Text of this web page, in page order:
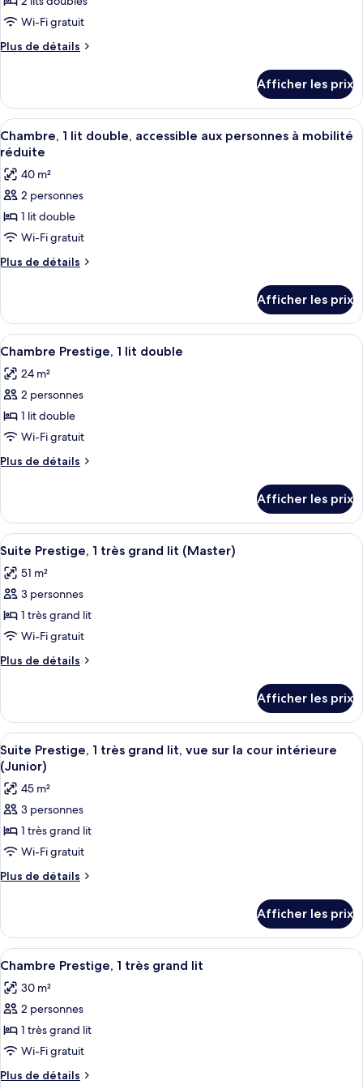
(Superior)
ce
type
de
Chambre
familiale,
2
lits
doubles
Wi-Fi gratuit
Plus de détails
Plus
Chambre
familiale,
2
lits
Afficher les prix
Afficher
toutes
les
photos
pour
ce
type
de
1
lit
double,
accessible
aux
personnes
à
mobilité
réduite
Une chambre d’hôtel avec un
3
Chambre, 1 lit double, accessible aux personnes à mobilité
réduite
40 m²
2 personnes
1 lit double
Wi-Fi gratuit
Plus de détails
Plus
Chambre,
lit
accessible
aux
à
mobilité
Afficher les prix
Afficher
toutes
les
photos
pour
ce
type
de
Chambre
Prestige,
1
lit
double
Une chambre d’hôtel avec un grand
4
Chambre Prestige, 1 lit double
24 m²
2 personnes
1 lit double
Wi-Fi gratuit
Plus de détails
Plus
Chambre
Prestige,
1
double
Afficher les prix
Afficher
toutes
les
photos
pour
ce
type
de
Suite
Prestige,
1
très
grand
lit
(Master)
Une chambre d’hôtel avec un lit,
5
Suite Prestige, 1 très grand lit (Master)
51 m²
3 personnes
1 très grand lit
Wi-Fi gratuit
Plus de détails
Plus
Suite
Prestige,
1
très
grand
lit
(Master)
Afficher les prix
Afficher
toutes
les
photos
pour
ce
type
de
Prestige,
très
grand
lit,
vue
sur
la
cour
Une chambre d’hôtel avec un lit, un
3
Suite Prestige, 1 très grand lit, vue sur la cour intérieure
(Junior)
45 m²
3 personnes
1 très grand lit
Wi-Fi gratuit
Plus de détails
Plus
Suite
Prestige,
1
grand
lit,
sur
la
intérieure
Afficher les prix
Afficher
toutes
les
photos
pour
ce
type
Une chambre d’hôtel moderne avec
4
Chambre Prestige, 1 très grand lit
30 m²
2 personnes
1 très grand lit
Wi-Fi gratuit
Plus de détails
Plus